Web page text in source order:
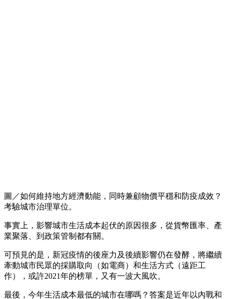
圖／如何維持地方經濟動能，同時兼顧物價平穩和防疫成效？
考驗城市治理單位。
事實上，影響城市生活成本起伏的原因很多，從貨幣匯率、產
業聚落、到政策管制都有關。
可預見的是，新冠疫情的後座力及後續影響仍在發酵，將繼續
牽動城市民眾的採購取向（如電商）和生活方式（遠距工
作），或許2021年的榜單，又有一波大風吹。
最後，今年生活成本最低的城市在哪嗎？答案是近年以內戰和